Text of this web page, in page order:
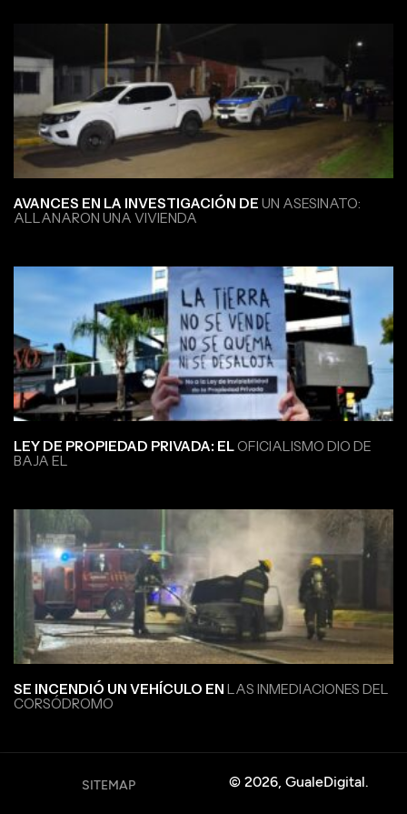
AVANCES EN LA INVESTIGACIÓN DE UN ASESINATO:
ALLANARON UNA VIVIENDA
LEY DE PROPIEDAD PRIVADA: ELOFICIALISMO DIO DE
BAJA EL
SE INCENDIÓ UN VEHÍCULO EN LAS INMEDIACIONES DEL
CORSÓDROMO
© 2026, GualeDigital.
SITEMAP